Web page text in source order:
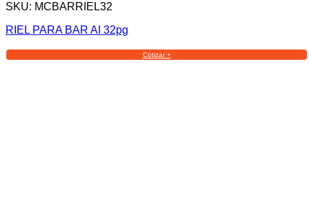
SKU: MCBARRIEL32
RIEL PARA BAR AI 32pg
Cotizar +